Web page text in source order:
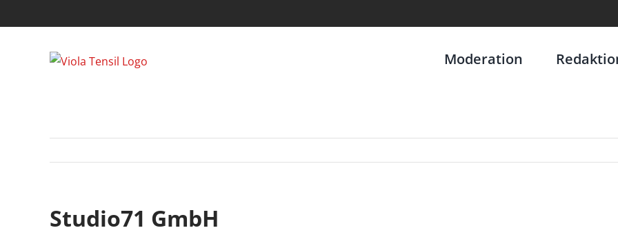
Inhalt
Moderation
Studio71 GmbH